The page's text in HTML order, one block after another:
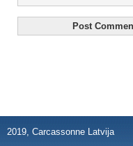
2019, Carcassonne Latvija